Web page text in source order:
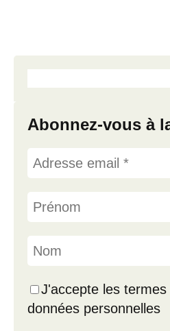
Abonnez-vous à
J'accepte les
données personnelles